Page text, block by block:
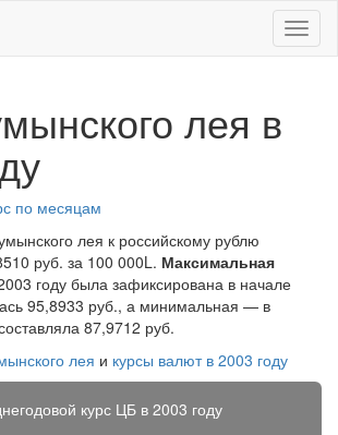
Меню
лея в
по месяцам
лея к российскому рублю
руб. за 100 000L. Максимальная
году была зафиксирована в начале
95,8933 руб., а минимальная — в
87,9712 руб.
лея и курсы валют в 2003 году
курс ЦБ в 2003 году